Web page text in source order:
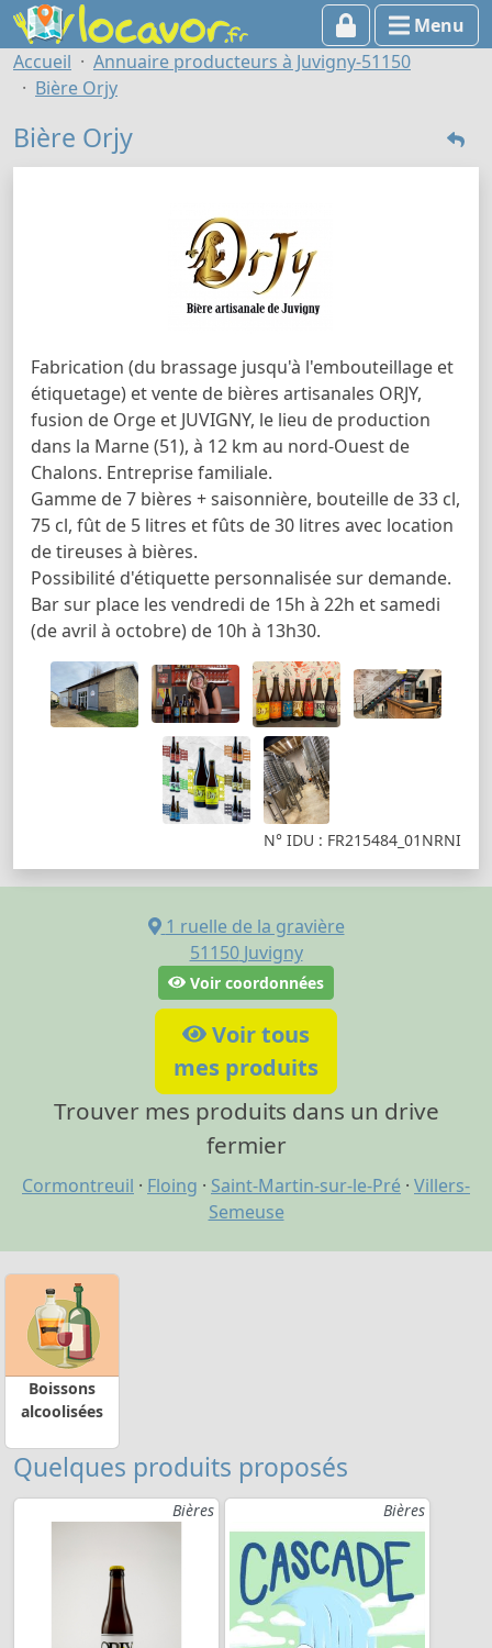
Menu
Accueil
Annuaire producteurs à Juvigny-51150
Bière Orjy
Bière Orjy
Fabrication (du brassage jusqu'à l'embouteillage et
étiquetage) et vente de bières artisanales ORJY,
fusion de Orge et JUVIGNY, le lieu de production
dans la Marne (51), à 12 km au nord-Ouest de
Chalons. Entreprise familiale.
Gamme de 7 bières + saisonnière, bouteille de 33 cl,
75 cl, fût de 5 litres et fûts de 30 litres avec location
de tireuses à bières.
Possibilité d'étiquette personnalisée sur demande.
Bar sur place les vendredi de 15h à 22h et samedi
(de avril à octobre) de 10h à 13h30.
N° IDU : FR215484_01NRNI
1 ruelle de la gravière
51150 Juvigny
Voir coordonnées
Voir tous
mes produits
Trouver mes produits dans un drive
fermier
Cormontreuil · Floing · Saint-Martin-sur-le-Pré · Villers-
Semeuse
Boissons
alcoolisées
Quelques produits proposés
Bières Bières